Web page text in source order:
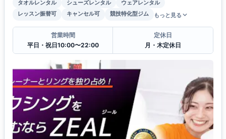
タオルレンタル シューズレンタル
ウェアレンタル
レッスン振替可
キャンセル可 競技特化型ジム もっと見る
営業時間
平日・祝日10:00〜22:00
定休日
月・木定休日